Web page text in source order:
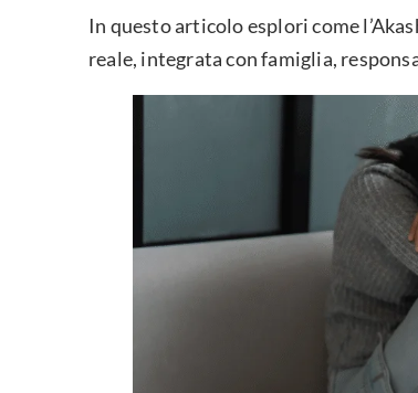
In questo articolo esplori come
reale, integrata con famiglia,